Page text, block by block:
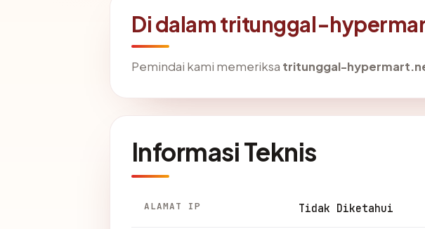
Di dalam tritunggal-
Pemindai kami memeriksa tritunggal-
Informasi Teknis
ALAMAT IP Tidak Diketahui